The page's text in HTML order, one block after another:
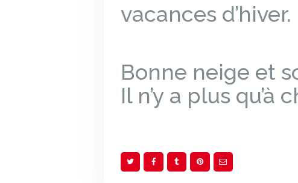
vacances d’hiver.
Bonne neige et
Il n’y a plus qu’à